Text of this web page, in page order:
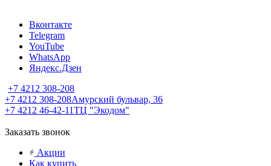
Вконтакте
Telegram
YouTube
WhatsApp
Яндекс.Дзен
+7 4212 308-208
+7 4212 308-208Амурский бульвар, 36
+7 4212 46-42-11ТЦ "Экодом"
Заказать звонок
Акции
Как купить